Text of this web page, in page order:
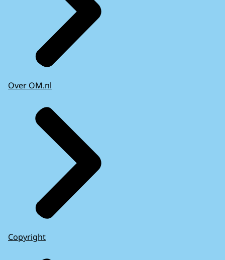
Over OM.nl
Copyright